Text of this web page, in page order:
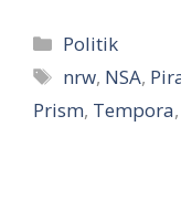
Kategorien
Politik
Schlagwörter
nrw, NSA,
Prism, Tempora,